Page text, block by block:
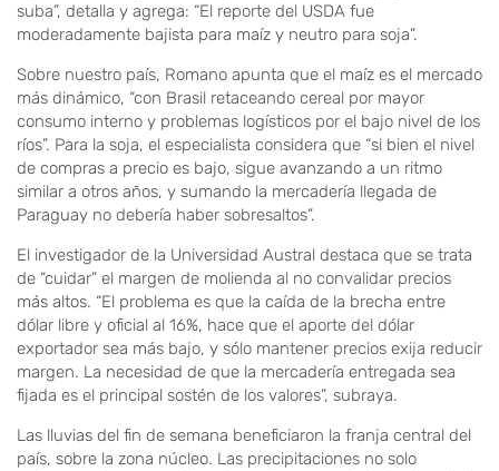
suba”, detalla y agrega: “El reporte del USDA fue
moderadamente bajista para maíz y neutro para soja”.
Sobre nuestro país, Romano apunta que el maíz es el mercado
más dinámico, “con Brasil retaceando cereal por mayor
consumo interno y problemas logísticos por el bajo nivel de los
ríos”. Para la soja, el especialista considera que “si bien el nivel
de compras a precio es bajo, sigue avanzando a un ritmo
similar a otros años, y sumando la mercadería llegada de
Paraguay no debería haber sobresaltos”.
El investigador de la Universidad Austral destaca que se trata
de “cuidar” el margen de molienda al no convalidar precios
más altos. “El problema es que la caída de la brecha entre
dólar libre y oficial al 16%, hace que el aporte del dólar
exportador sea más bajo, y sólo mantener precios exija reducir
margen. La necesidad de que la mercadería entregada sea
fijada es el principal sostén de los valores”, subraya.
Las lluvias del fin de semana beneficiaron la franja central del
país, sobre la zona núcleo. Las precipitaciones no solo